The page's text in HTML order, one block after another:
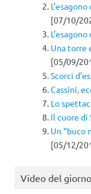
[07/10/
Una torre
[05/09/
Scorci
Cassini,
Lo
Il cuore di
Un “buco
[05/12/
Video del giorno